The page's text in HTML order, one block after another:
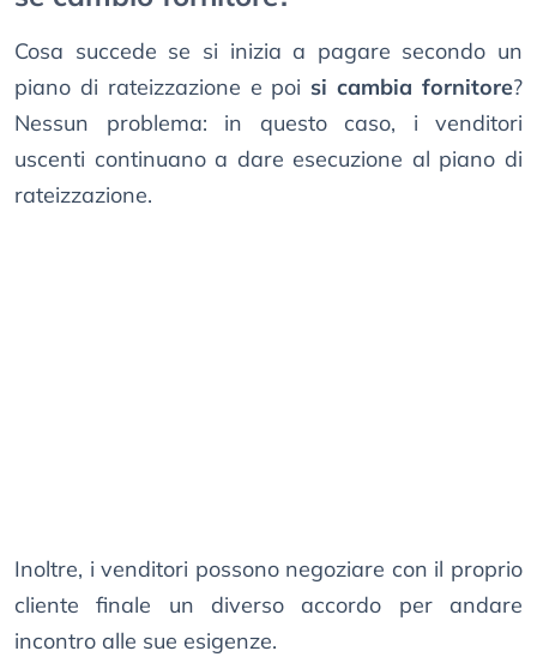
Cosa succede se si inizia a pagare secondo un
piano di rateizzazione e poi si cambia fornitore?
Nessun problema: in questo caso, i venditori
uscenti continuano a dare esecuzione al piano di
rateizzazione.
Inoltre, i venditori possono negoziare con il proprio
cliente finale un diverso accordo per andare
incontro alle sue esigenze.